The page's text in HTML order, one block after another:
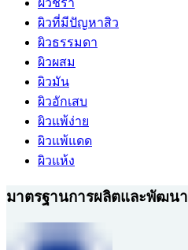
ผิวชรา
ผิวที่มีปัญหาสิว
ผิวธรรมดา
ผิวผสม
ผิวมัน
ผิวอักเสบ
ผิวแพ้ง่าย
ผิวแพ้แดด
ผิวแห้ง
มาตรฐานการผลิตและพัฒนา